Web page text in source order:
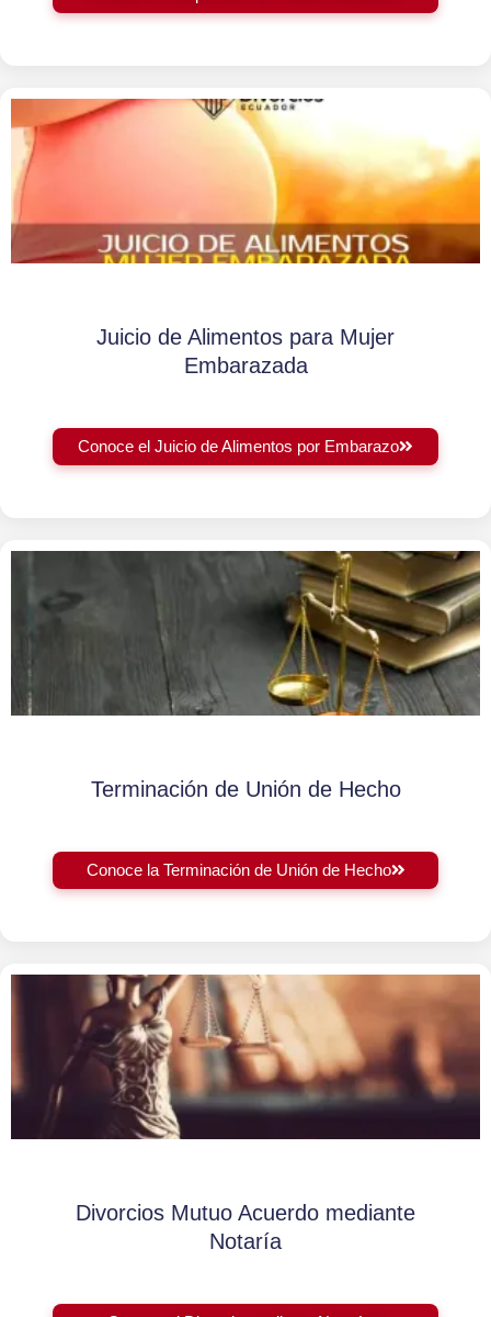
Juicio de Alimentos para Mujer
Embarazada
Conoce el Juicio de Alimentos por Embarazo
Terminación de Unión de Hecho
Conoce la Terminación de Unión de Hecho
Divorcios Mutuo Acuerdo mediante
Notaría